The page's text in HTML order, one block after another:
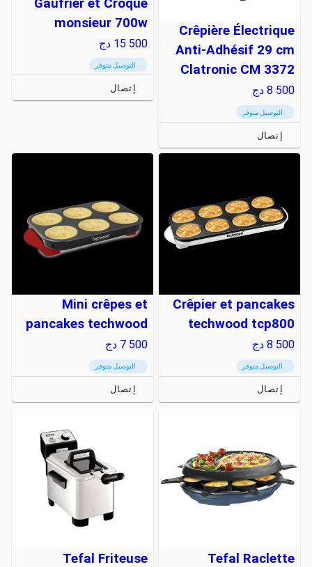
Crêpière Électrique
Anti-Adhésif 29 cm
Clatronic CM 3372
8 500 دج
التوصيل متوفر
إتصال
Gaufrier et Croque
monsieur 700w
15 500 دج
التوصيل متوفر
إتصال
Crêpier et pancakes
techwood tcp800
8 500 دج
التوصيل متوفر
إتصال
Mini crêpes et
pancakes techwood
7 500 دج
التوصيل متوفر
إتصال
Tefal Raclette
Tefal Friteuse